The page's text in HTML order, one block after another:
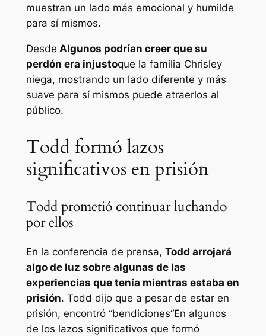
muestran un lado más emocional y humilde
para sí mismos.
Desde Algunos podrían creer que su
perdón era injustoque la familia Chrisley
niega, mostrando un lado diferente y más
suave para sí mismos puede atraerlos al
público.
Todd formó lazos
significativos en prisión
Todd prometió continuar luchando
por ellos
En la conferencia de prensa, Todd arrojará
algo de luz sobre algunas de las
experiencias que tenía mientras estaba en
prisión. Todd dijo que a pesar de estar en
prisión, encontró “bendiciones“En algunos
de los lazos significativos que formó